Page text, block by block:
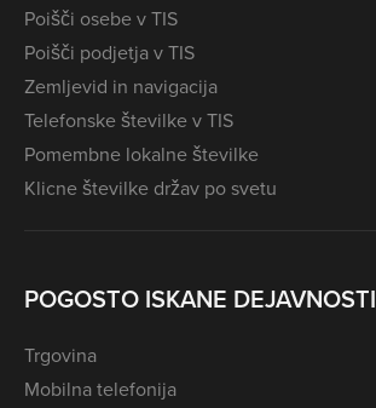
Poišči osebe v TIS
Poišči podjetja v TIS
Zemljevid in navigacija
Telefonske številke v TIS
Pomembne lokalne številke
Klicne številke držav po svetu
POGOSTO ISKANE DEJAVNOSTI
Trgovina
Mobilna telefonija